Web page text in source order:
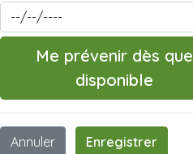
Me prévenir dès que
disponible
Annuler Enregistrer